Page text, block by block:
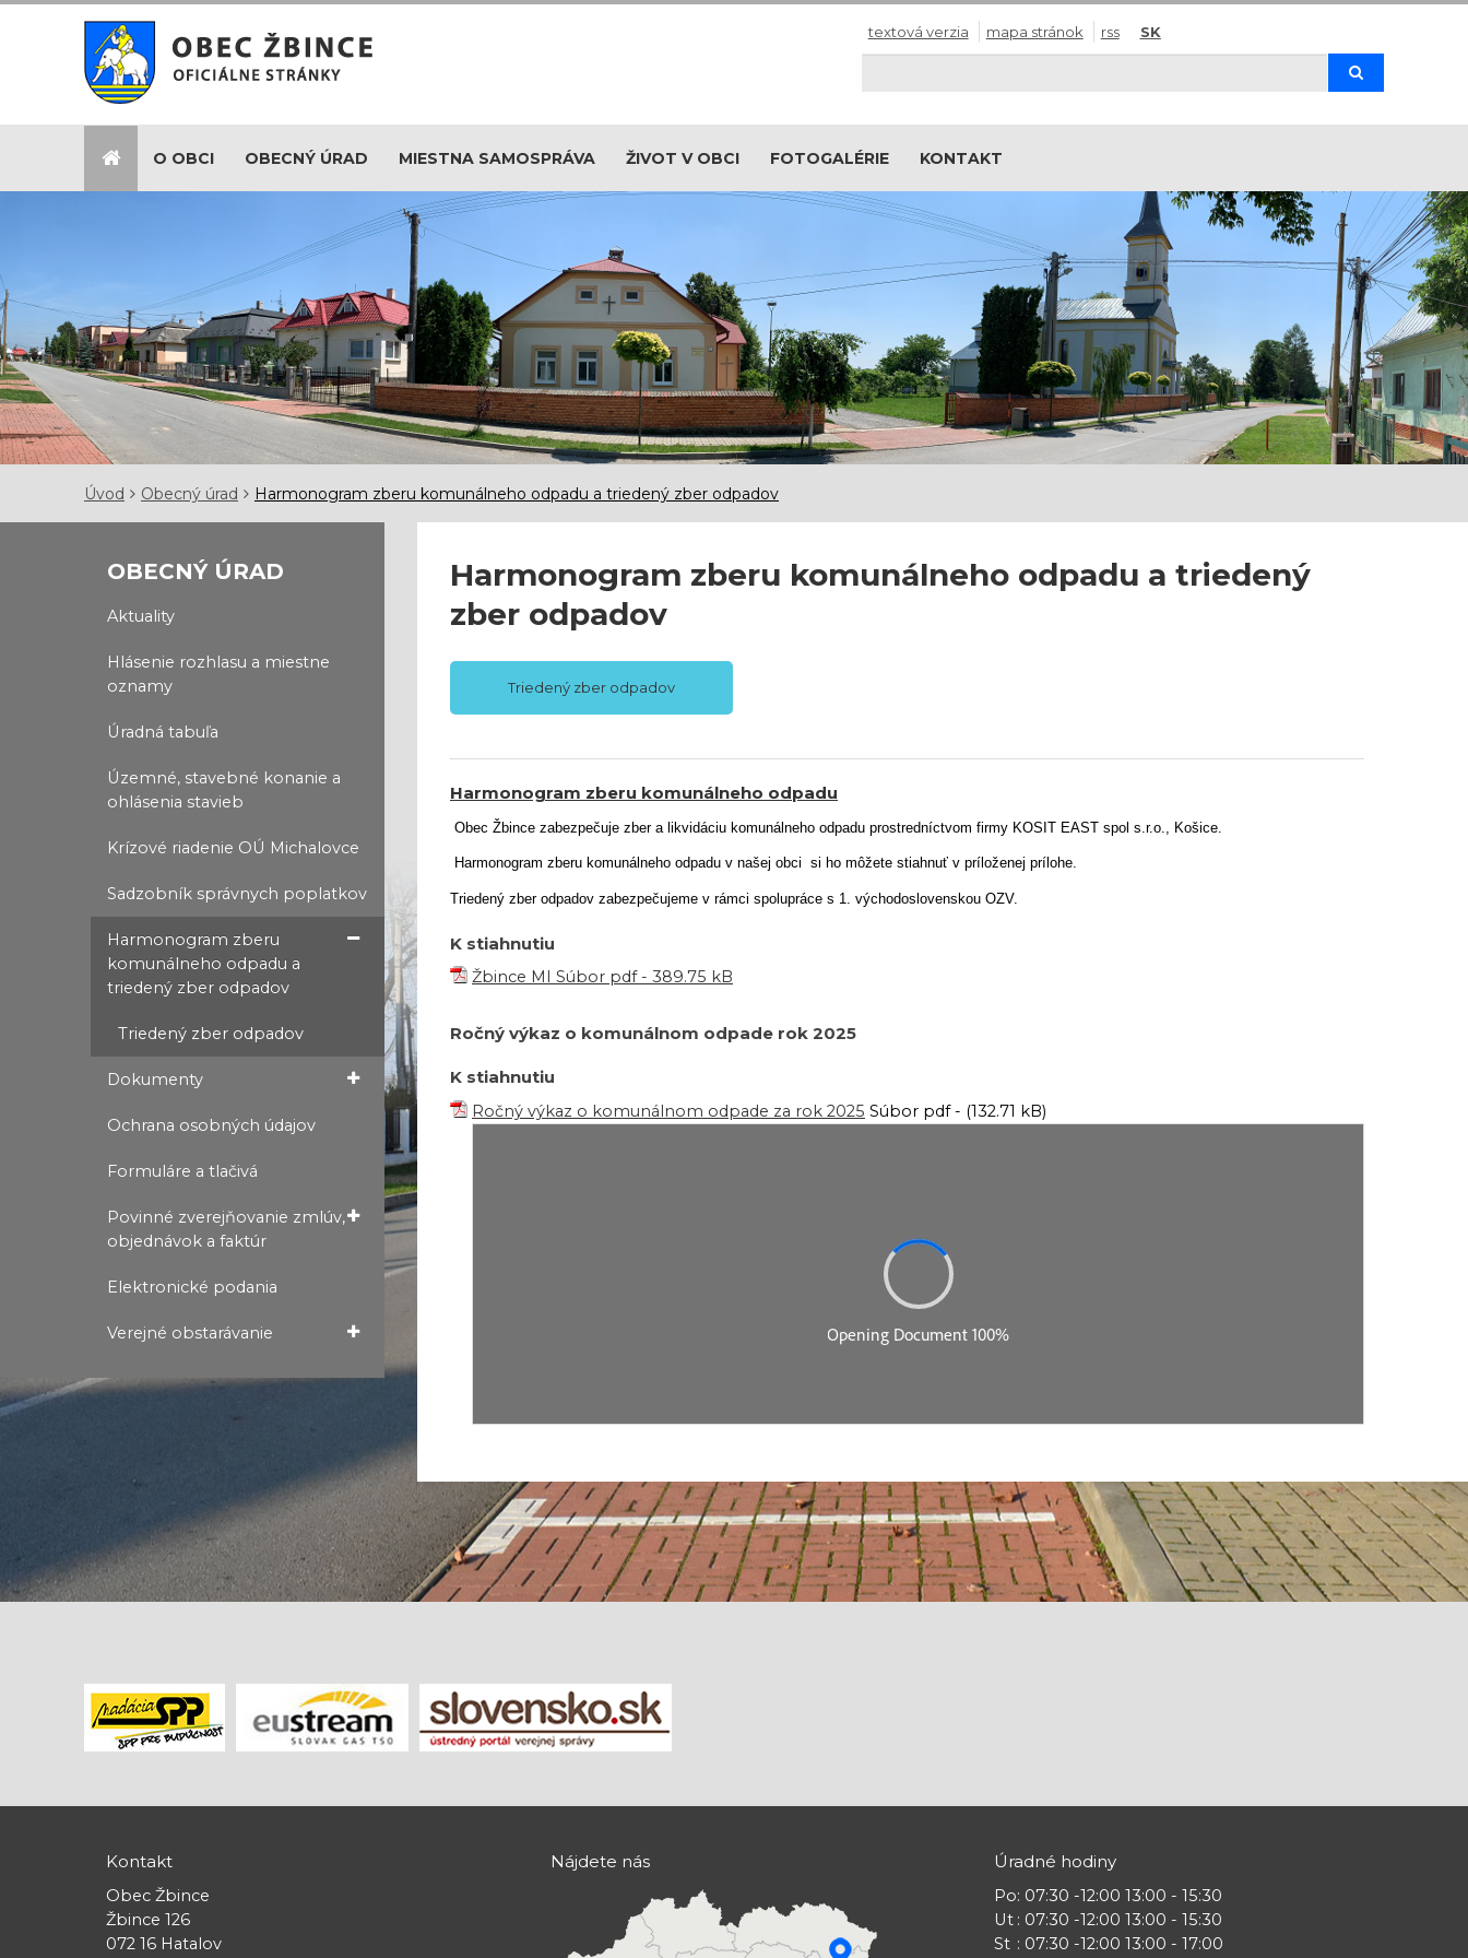
textová verzia mapa stránok rss SK
O OBCI OBECNÝ ÚRAD MIESTNA SAMOSPRÁVA ŽIVOT V OBCI FOTOGALÉRIE KONTAKT
Úvod Obecný úrad Harmonogram zberu komunálneho odpadu a triedený zber odpadov
OBECNÝ ÚRAD
Aktuality
Hlásenie rozhlasu a miestne
oznamy
Úradná tabuľa
Územné, stavebné konanie a
ohlásenia stavieb
Krízové riadenie OÚ Michalovce
Sadzobník správnych poplatkov
Harmonogram zberu
komunálneho odpadu a
triedený zber odpadov
Triedený zber odpadov
Dokumenty
Ochrana osobných údajov
Formuláre a tlačivá
Povinné zverejňovanie zmlúv,
objednávok a faktúr
Elektronické podania
Verejné obstarávanie
Harmonogram zberu komunálneho odpadu a triedený
zber odpadov
Triedený zber odpadov
Harmonogram zberu komunálneho odpadu
Obec Žbince zabezpečuje zber a likvidáciu komunálneho odpadu prostredníctvom firmy KOSIT EAST spol s.r.o., Košice.
Harmonogram zberu komunálneho odpadu v našej obci si ho môžete stiahnuť v príloženej prílohe.
Triedený zber odpadov zabezpečujeme v rámci spolupráce s 1. východoslovenskou OZV.
K stiahnutiu
Žbince MI Súbor pdf - 389.75 kB
Ročný výkaz o komunálnom odpade rok 2025
K stiahnutiu
Ročný výkaz o komunálnom odpade za rok 2025 Súbor pdf - (132.71 kB)
Kontakt
Obec Žbince
Žbince 126
072 16 Hatalov
Nájdete nás Úradné hodiny
Po
Ut
St
: 07:30 -12:00 13:00 - 15:30
: 07:30 -12:00 13:00 - 15:30
: 07:30 -12:00 13:00 - 17:00